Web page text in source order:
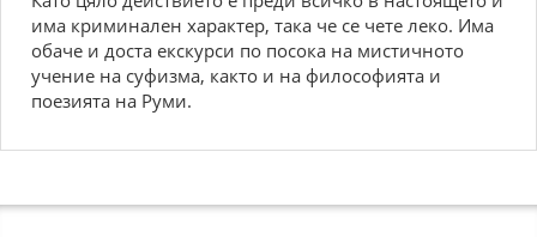
има криминален характер, така че се чете леко. Има
обаче и доста екскурси по посока на мистичното
учение на суфизма, както и на философията и
поезията на Руми.